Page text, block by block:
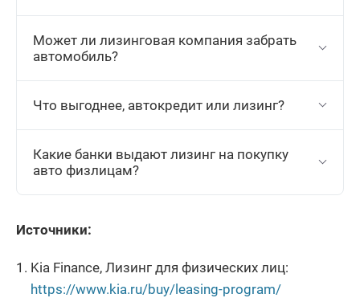
Может ли лизинговая компания забрать
автомобиль?
Что выгоднее, автокредит или лизинг?
Какие банки выдают лизинг на покупку
авто физлицам?
Источники:
Kia Finance, Лизинг для физических лиц:
https://www.kia.ru/buy/leasing-program/